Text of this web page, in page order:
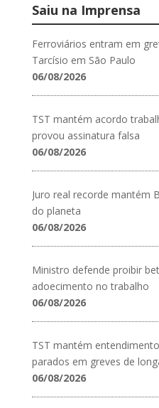
Saiu na Imprensa
Ferroviários entram em
Tarcísio em São Paulo
06/08/2026
TST mantém acordo
provou assinatura falsa
06/08/2026
Juro real recorde mantém
do planeta
06/08/2026
Ministro defende proibir
adoecimento no trabalho
06/08/2026
TST mantém
parados em greves de
06/08/2026